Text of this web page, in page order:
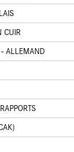
CUIR
ALLEMAND